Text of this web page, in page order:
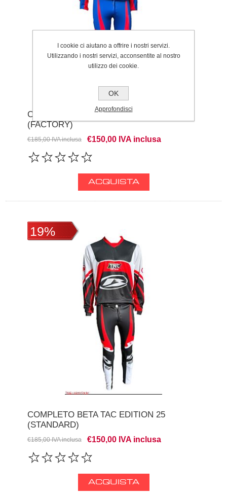
COMPLETO BETA TAC EDITION 25
(FACTORY)
€185,00 IVA inclusa €150,00 IVA inclusa
19%
COMPLETO BETA TAC EDITION 25
(STANDARD)
€185,00 IVA inclusa €150,00 IVA inclusa
I cookie ci aiutano a offrire i nostri servizi.
Utilizzando i nostri servizi, acconsentite al nostro
utilizzo dei cookie.
OK
Approfondisci